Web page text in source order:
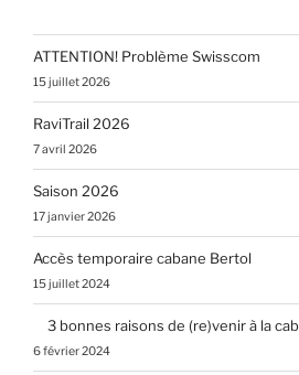
ATTENTION! Problème Swisscom
15 juillet 2026
RaviTrail 2026
7 avril 2026
Saison 2026
17 janvier 2026
Accès temporaire cabane Bertol
15 juillet 2024
3 bonnes raisons de (re)venir à la
6 février 2024